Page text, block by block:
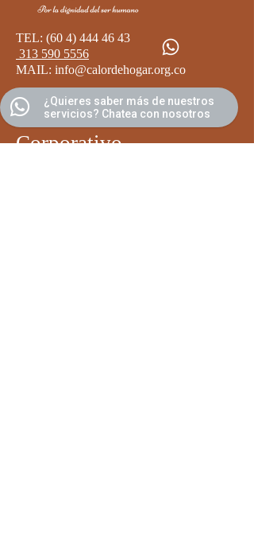
TEL: (60 4) 444 46 43
313 590 5556
MAIL: info@calordehogar.org.co
Corporativo
¿Quieres saber más de nuestros
servicios? Chatea con nosotros